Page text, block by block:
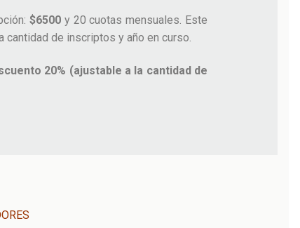
$6500y 20 cuotas mensuales. Este
de inscriptos y año en curso.
20% (ajustable a la cantidad de